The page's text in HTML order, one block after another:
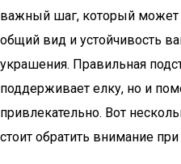
важный шаг, который может
общий вид и устойчивость
украшения. Правильная
поддерживает елку, но и
привлекательно. Вот
стоит обратить внимание